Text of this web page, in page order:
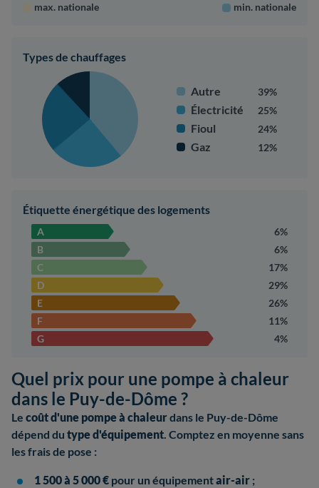
max. nationale
min. nationale
Types de chauffages
Autre 39%
Électricité 25%
Fioul 24%
Gaz 12%
Étiquette énergétique des logements
A
6%
B
6%
C
17%
D
29%
E
26%
F
11%
G
4%
Quel prix pour une pompe à chaleur
dans le Puy-de-Dôme ?
Le coût d'une pompe à chaleurdans le Puy-de-Dôme
dépend du type d'équipement. Comptez en moyenne sans
les frais de pose :
1 500 à 5 000 € pour un équipementair-air ;